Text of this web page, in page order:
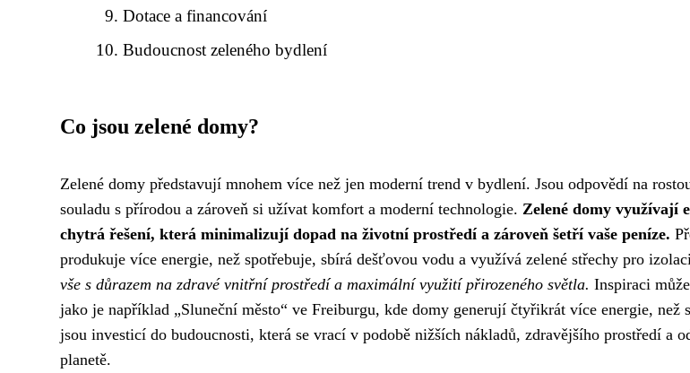
Dotace a financování
Budoucnost zeleného bydlení
Co jsou zelené domy?
Zelené domy představují mnohem více než jen moderní trend v bydlení. Jsou odpovědí na
souladu s přírodou a zároveň si užívat komfort a moderní technologie. Zelené domy využívají
chytrá řešení, která minimalizují dopad na životní prostředí a zároveň šetří vaše peníze.
produkuje více energie, než spotřebuje, sbírá dešťovou vodu a využívá zelené střechy pro
vše s důrazem na zdravé vnitřní prostředí a maximální využití přirozeného světla. Inspiraci
jako je například „Sluneční město“ ve Freiburgu, kde domy generují čtyřikrát více energie, než
jsou investicí do budoucnosti, která se vrací v podobě nižších nákladů, zdravějšího prostředí a
planetě.